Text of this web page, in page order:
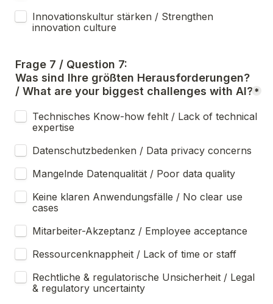
Innovationskultur stärken / Strengthen
innovation culture
Frage 7 / Question 7:
Was sind Ihre größten Herausforderungen?
/ What are your biggest challenges with AI? *
Technisches Know-how fehlt / Lack of technical
expertise
Datenschutzbedenken / Data privacy concerns
Mangelnde Datenqualität / Poor data quality
Keine klaren Anwendungsfälle / No clear use
cases
Mitarbeiter-Akzeptanz / Employee acceptance
Ressourcenknappheit / Lack of time or staff
Rechtliche & regulatorische Unsicherheit / Legal
& regulatory uncertainty